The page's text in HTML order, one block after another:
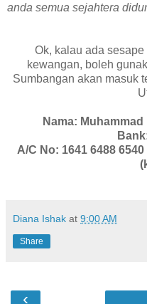
anda semua sejahtera
Ok, kalau ada
kewangan, boleh
Sumbangan akan masuk
Nama:
A/C No: 1641 6488 6540
Diana Ishak at 9:00 AM
Share
‹